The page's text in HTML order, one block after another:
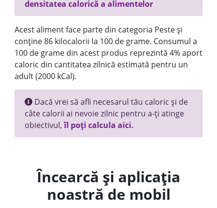
densitatea calorică a alimentelor
Acest aliment face parte din categoria Peste și
conține 86 kilocalorii la 100 de grame. Consumul a
100 de grame din acest produs reprezintă 4% aport
caloric din cantitatea zilnică estimată pentru un
adult (2000 kCal).
Dacă vrei să afli necesarul tău caloric și de
câte calorii ai nevoie zilnic pentru a-ți atinge
obiectivul,îl poți calcula aici.
Încearcă și aplicația
noastră de mobil